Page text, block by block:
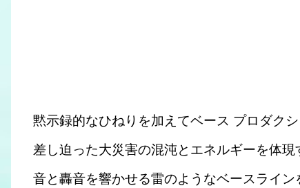
黙示録的なひねりを加えてベース プロダク
差し迫った大災害の混沌とエネルギーを体
音と轟音を響かせる雷のようなベースライ